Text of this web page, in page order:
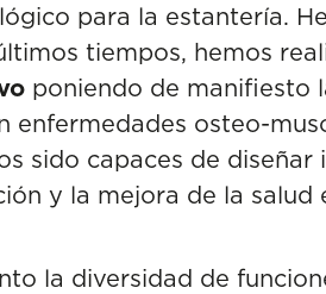
para la estantería.
tiempos, hemos
poniendo de manifiesto
enfermedades osteo-
sido capaces de diseñar
y la mejora de la salud
la diversidad de